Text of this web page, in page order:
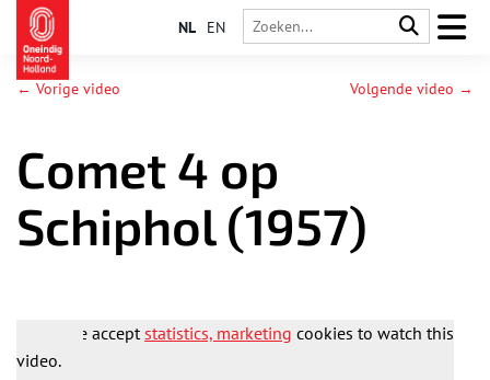
NL EN
← Vorige video Volgende video →
Comet 4 op
Schiphol (1957)
Please acceptstatistics, marketing cookies to watch this
video.